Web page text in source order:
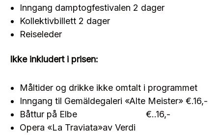
Inngang damptogfestivalen 2 dager
Kollektivbillett 2 dager
Reiseleder
Ikke inkludert i prisen:
Måltider og drikke ikke omtalt i programmet
Inngang til Gemäldegaleri «Alte Meister» €.16,-
Båttur på Elbe €..16,-
Opera «La Traviata»av Verdi